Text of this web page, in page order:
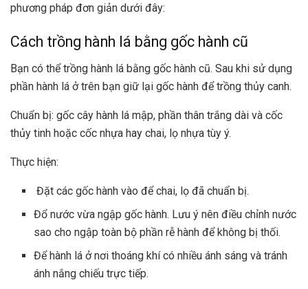
phương pháp đơn giản dưới đây:
Cách trồng hành lá bằng gốc hành cũ
Bạn có thể trồng hành lá bằng gốc hành cũ. Sau khi sử dụng
phần hành lá ở trên bạn giữ lại gốc hành để trồng thủy canh.
Chuẩn bị: gốc cây hành lá mập, phần thân trắng dài và cốc
thủy tinh hoặc cốc nhựa hay chai, lọ nhựa tùy ý.
Thực hiện:
Đặt các gốc hành vào để chai, lọ đã chuẩn bị.
Đổ nước vừa ngập gốc hành. Lưu ý nên điều chỉnh nước
sao cho ngập toàn bộ phần rễ hành để không bị thối.
Để hành lá ở nơi thoáng khí có nhiều ánh sáng và tránh
ánh nắng chiếu trực tiếp.